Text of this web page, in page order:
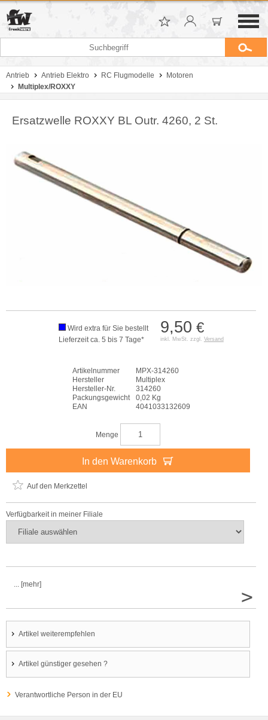
Antrieb Antrieb Elektro RC Flugmodelle
Motoren
Multiplex/ROXXY
Ersatzwelle ROXXY BL Outr. 4260, 2 St.
9,50 €
inkl. MwSt. zzgl. Versand
Wird extra für Sie bestellt
Lieferzeit ca. 5 bis 7 Tage*
Artikelnummer
MPX-314260
Hersteller
Multiplex
Hersteller-Nr.
314260
Packungsgewicht
0,02 Kg
EAN
4041033132609
Menge
In den Warenkorb
Auf den Merkzettel
Verfügbarkeit in meiner Filiale
... [mehr]
>
Artikel weiterempfehlen
Artikel günstiger gesehen ?
Verantwortliche Person in der EU